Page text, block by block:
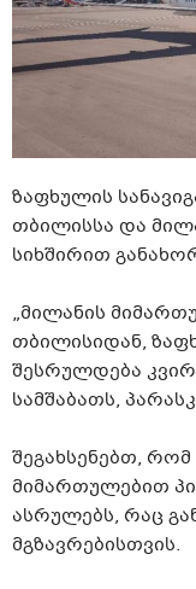
ზაფხულის
თბილისსა და
სიხშირით
„მილანის
თბილისიდან,
შესრულდება
სამშაბათს,
შეგახსენებთ, რომ
მიმართულებით
ასრულებს, რაც
მგზავრებისთვის.